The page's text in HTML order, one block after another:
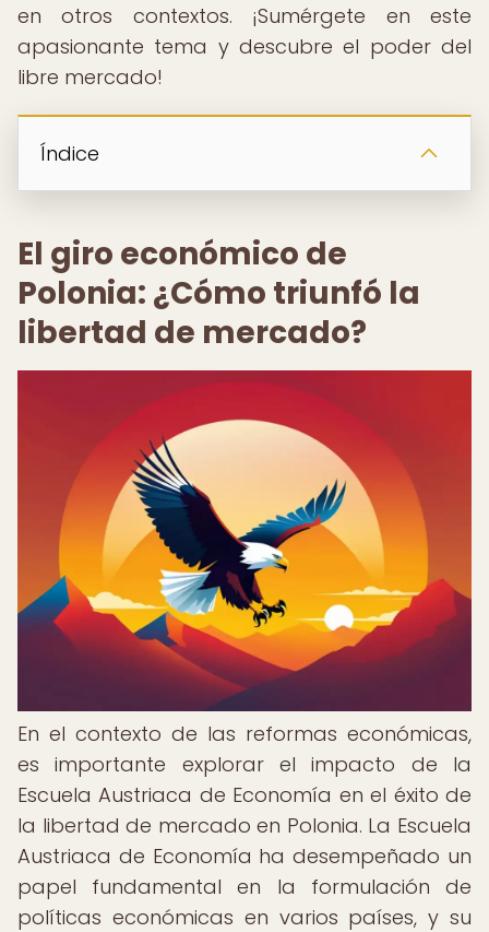
en otros contextos. ¡Sumérgete en este
apasionante tema y descubre el poder del
libre mercado!
Índice
El giro económico de
Polonia: ¿Cómo triunfó la
libertad de mercado?
En el contexto de las reformas económicas,
es importante explorar el impacto de la
Escuela Austriaca de Economía en el éxito de
la libertad de mercado en Polonia. La Escuela
Austriaca de Economía ha desempeñado un
papel fundamental en la formulación de
políticas económicas en varios países, y su